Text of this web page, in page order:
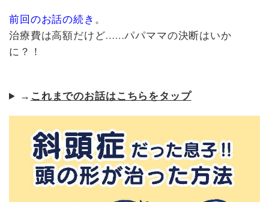
前回のお話の続き 。
治療費は高額だけど……パパママの決断はいか
に？！
→ これまでのお話はこちらをタップ